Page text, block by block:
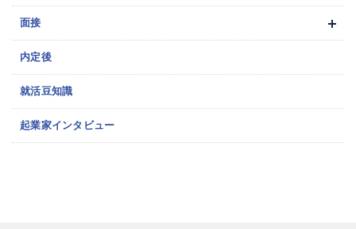
面接
内定後
就活豆知識
起業家インタビュー